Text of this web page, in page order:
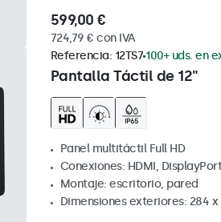
599,00 €
724,79 € con IVA
Pantalla Táctil de 12"
Referencia: 12TS7 100+ uds. en
Panel multitáctil Full HD
Conexiones: HDMI,
Montaje: escritorio, pared
Dimensiones exteriores: 284 x